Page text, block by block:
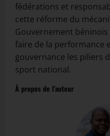
fédérations et
cette réforme du
Gouvernement
faire de la performance
gouvernance les piliers
sport national.
À propos de l'auteur